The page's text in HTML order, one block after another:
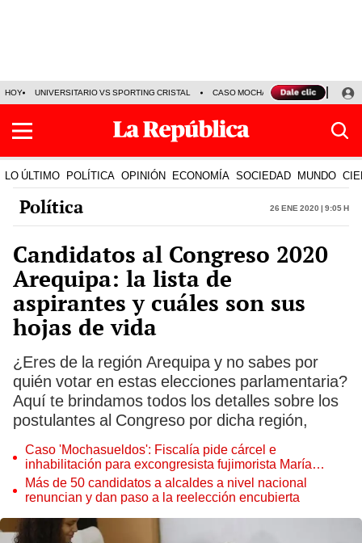
HOY UNIVERSITARIO VS SPORTING CRISTAL CASO MOCHASUELDOS
LO ÚLTIMO POLÍTICA OPINIÓN ECONOMÍA SOCIEDAD MUNDO
Política 26 Ene 2020 | 9:05 h
Candidatos al Congreso 2020
Arequipa: la lista de
aspirantes y cuáles son sus
hojas de vida
¿Eres de la región Arequipa y no sabes por
quién votar en estas elecciones parlamentaria?
Aquí te brindamos todos los detalles sobre los
postulantes al Congreso por dicha región,
Caso 'Mochasueldos': Fiscalía pide cárcel e
inhabilitación para excongresista fujimorista María
Cordero Jon Tay
Más de 50 candidatos a alcaldes a nivel nacional
renuncian y dan paso a la reelección encubierta